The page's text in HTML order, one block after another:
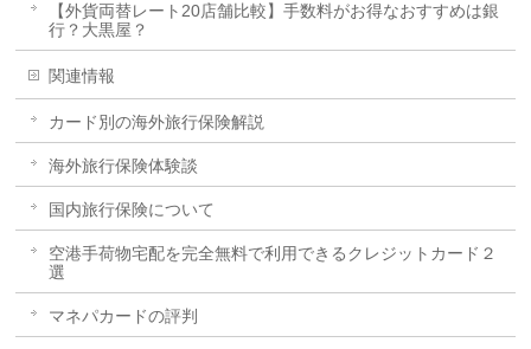
【外貨両替レート20店舗比較】手数料がお得なおすすめは銀
行？大黒屋？
関連情報
カード別の海外旅行保険解説
海外旅行保険体験談
国内旅行保険について
空港手荷物宅配を完全無料で利用できるクレジットカード２
選
マネパカードの評判